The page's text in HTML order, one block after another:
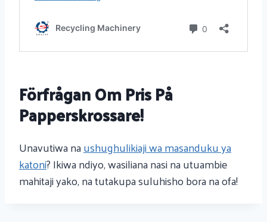
Förfrågan Om Pris På
Papperskrossare!
Unavutiwa naushughulikiaji wa masanduku ya
katoni? Ikiwa ndiyo, wasiliana nasi na utuambie
mahitaji yako, na tutakupa suluhisho bora na ofa!